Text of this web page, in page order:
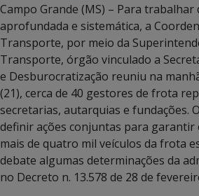
Campo Grande (MS) – Para trabalhar
aprofundada e sistemática, a
Transporte, por meio da
Transporte, órgão vinculado a
e Desburocratização reuniu na
(21), cerca de 40 gestores de frota
secretarias, autarquias e fundações.
definir ações conjuntas para garantir
mais de quatro mil veículos da frota
debate algumas determinações da
no Decreto n. 13.578 de 28 de